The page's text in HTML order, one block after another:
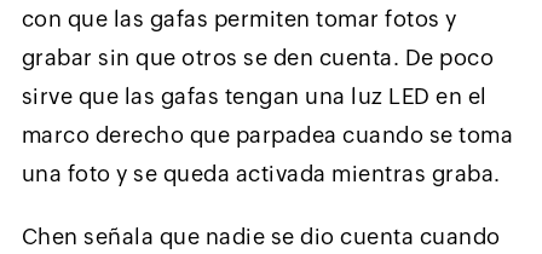
con que las gafas permiten tomar fotos y
grabar sin que otros se den cuenta. De poco
sirve que las gafas tengan una luz LED en el
marco derecho que parpadea cuando se toma
una foto y se queda activada mientras graba.
Chen señala que nadie se dio cuenta cuando